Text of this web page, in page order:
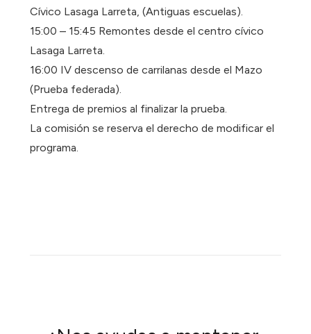
Cívico Lasaga Larreta, (Antiguas escuelas).
15:00 – 15:45 Remontes desde el centro cívico
Lasaga Larreta.
16:00 IV descenso de carrilanas desde el Mazo
(Prueba federada).
Entrega de premios al finalizar la prueba.
La comisión se reserva el derecho de modificar el
programa.